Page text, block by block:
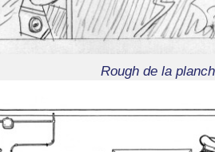
Rough de la